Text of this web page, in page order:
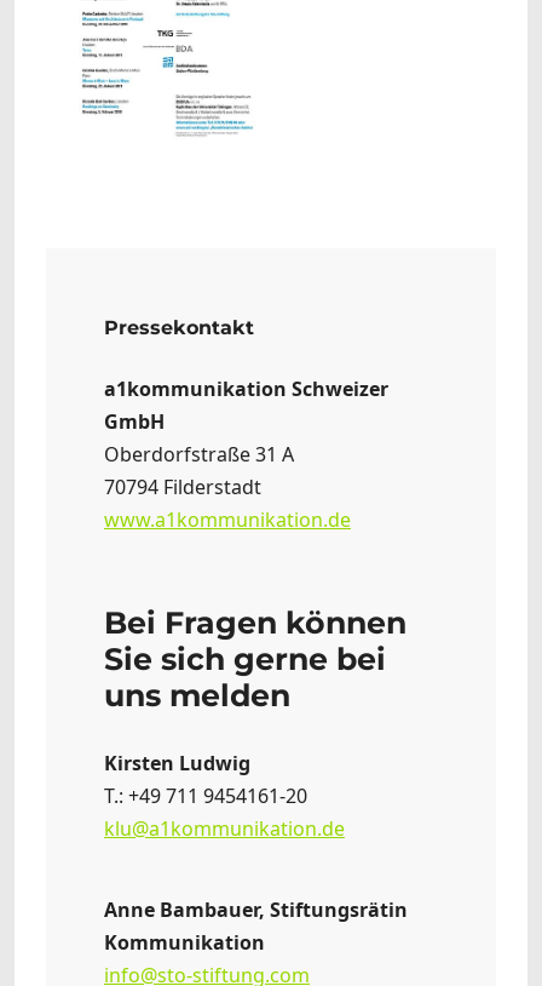
Pressekontakt
a1kommunikation Schweizer
GmbH
Oberdorfstraße 31 A
70794 Filderstadt
www.a1kommunikation.de
Bei Fragen können
Sie sich gerne bei
uns melden
Kirsten Ludwig
T.: +49 711 9454161-20
klu@a1kommunikation.de
Anne Bambauer, Stiftungsrätin
Kommunikation
info@sto-stiftung.com